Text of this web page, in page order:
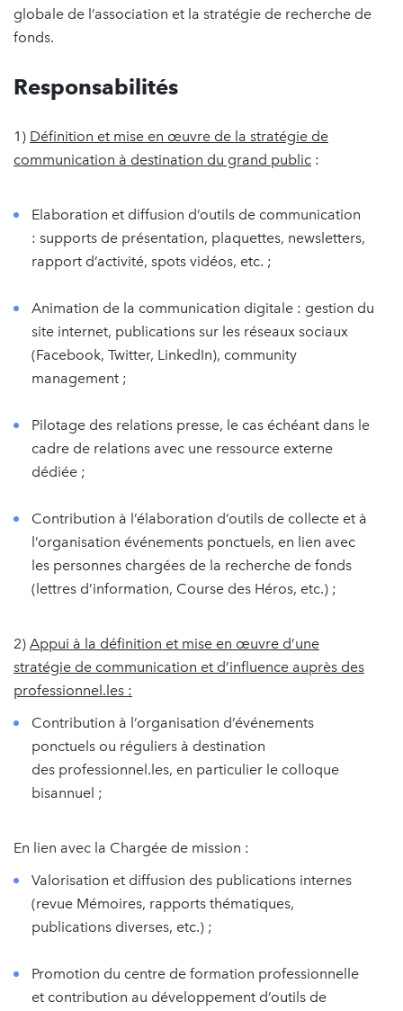
globale de l’association et la stratégie de recherche de
fonds.
Responsabilités
1) Définition et mise en œuvre de la stratégie de
communication à destination du grand public :
Elaboration et diffusion d’outils de communication
: supports de présentation, plaquettes, newsletters,
rapport d’activité, spots vidéos, etc. ;
Animation de la communication digitale : gestion du
site internet, publications sur les réseaux sociaux
(Facebook, Twitter, LinkedIn), community
management ;
Pilotage des relations presse, le cas échéant dans le
cadre de relations avec une ressource externe
dédiée ;
Contribution à l’élaboration d’outils de collecte et à
l’organisation événements ponctuels, en lien avec
les personnes chargées de la recherche de fonds
(lettres d’information, Course des Héros, etc.) ;
2) Appui à la définition et mise en œuvre d’une
stratégie de communication et d’influence auprès des
professionnel.les :
Contribution à l’organisation d’événements
ponctuels ou réguliers à destination
des professionnel.les, en particulier le colloque
bisannuel ;
En lien avec la Chargée de mission :
Valorisation et diffusion des publications internes
(revue Mémoires, rapports thématiques,
publications diverses, etc.) ;
Promotion du centre de formation professionnelle
et contribution au développement d’outils de